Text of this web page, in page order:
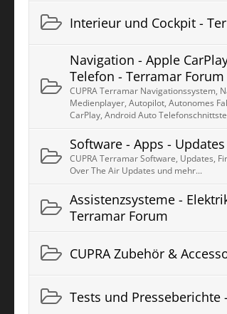
Interieur und Cockpit -
Navigation - Apple
Telefon - Terramar Forum
CUPRA Terramar Navigationssystem,
Medienplayer, Autopilot, Autonomes
CarPlay, Android Auto
Software - Apps -
CUPRA Terramar Software, Updates,
Over The Air Updates und mehr...
Assistenzsysteme -
Terramar Forum
CUPRA Zubehör &
Tests und Presseberichte